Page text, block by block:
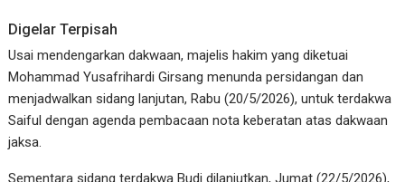
Digelar Terpisah
Usai mendengarkan dakwaan, majelis hakim yang diketuai
Mohammad Yusafrihardi Girsang menunda persidangan dan
menjadwalkan sidang lanjutan, Rabu (20/5/2026), untuk terdakwa
Saiful dengan agenda pembacaan nota keberatan atas dakwaan
jaksa.
Sementara sidang terdakwa Budi dilanjutkan, Jumat (22/5/2026),